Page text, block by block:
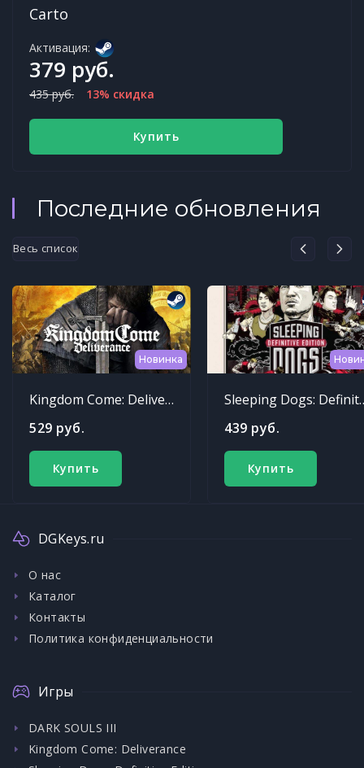
Carto
Активация:
379 руб.
435 руб. 13% скидка
Купить
Последние обновления
Весь список
Новинка
Kingdom Come: Deliverance
529 руб.
Купить
Sleeping
439 руб.
Купить
DGKeys.ru
О нас
Каталог
Контакты
Политика конфиденциальности
Игры
DARK SOULS III
Kingdom Come: Deliverance